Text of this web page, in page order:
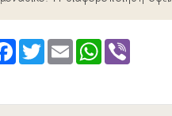
FacebookTwitterEmail WhatsApp